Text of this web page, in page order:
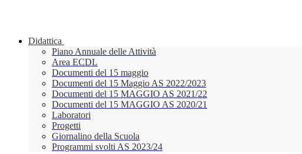
Didattica
Piano Annuale delle Attività
Area ECDL
Documenti del 15 maggio
Documenti del 15 Maggio AS 2022/2023
Documenti del 15 MAGGIO AS 2021/22
Documenti del 15 MAGGIO AS 2020/21
Laboratori
Progetti
Giornalino della Scuola
Programmi svolti AS 2023/24